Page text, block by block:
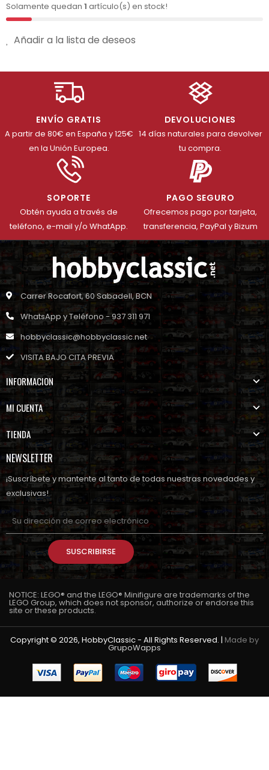
Solamente quedan 1 artículo(s) en stock!
Añadir a la lista de deseos
ENVÍO GRATIS
A partir de 80€ en España y 125€
en la Unión Europea.
DEVOLUCIONES
14 días naturales para devolver
tu compra.
SOPORTE
Obtén ayuda a través de
teléfono, e-mail y/o WhatApp.
PAGO SEGURO
Ofrecemos pago por tarjeta,
transferencia, PayPal y Bizum
Carrer Rocafort, 60 Sabadell, BCN
WhatsApp y Teléfono - 937 311 971
hobbyclassic@hobbyclassic.net
VISITA BAJO CITA PREVIA
INFORMACION
MI CUENTA
TIENDA
NEWSLETTER
¡Suscríbete y mantente al tanto de todas nuestras novedades y
exclusivas!
SUSCRIBIRSE
NOTICE: LEGO® and the LEGO® Minifigure are trademarks of the
LEGO Group, which does not sponsor, authorize or endorse this
site or these products.
Copyright © 2026, HobbyClassic - All Rights Reserved. | Made by
GrupoWapps